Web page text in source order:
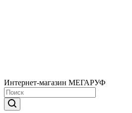
Интернет-магазин МЕГАРУФ